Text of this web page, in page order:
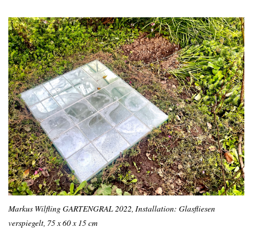
Markus Wilfling GARTENGRAL 2022, Installation: Glasfliesen
verspiegelt, 75 x 60 x 15 cm